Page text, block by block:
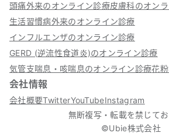
頭痛外来のオンライン診療皮膚科のオン
生活習慣病外来のオンライン診療
インフルエンザのオンライン診療
GERD (逆流性食道炎)のオンライン診療
気管支喘息・咳喘息のオンライン診療花
会社情報
会社概要TwitterYouTubeInstagram
無断複写・転載を禁じて
©Ubie株式会社